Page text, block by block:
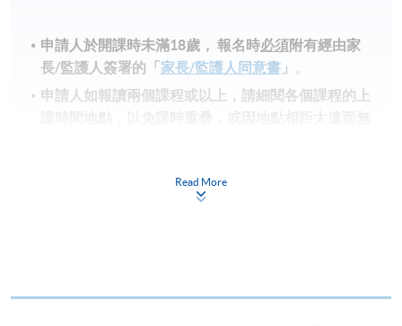
申請人於開課時未滿18歲​， 報名時必須附有經由家
長/監護人簽署的「家長/監護人同意書 」
。
申請人如報讀兩個課程或以上，請細閱各個課程的上
Read More